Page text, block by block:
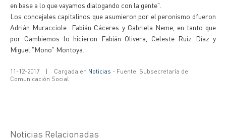
en base a lo que vayamos dialogando con la gente".
Los concejales capitalinos que asumieron por el peronismo dfueron
Adrián Muracciole Fabián Cáceres y Gabriela Neme, en tanto que
por Cambiemos lo hicieron Fabián Olivera, Celeste Ruíz Díaz y
Miguel "Mono" Montoya.
11-12-2017 | Cargada en Noticias - Fuente: Subsecretaría de
Comunicación Social
Noticias Relacionadas